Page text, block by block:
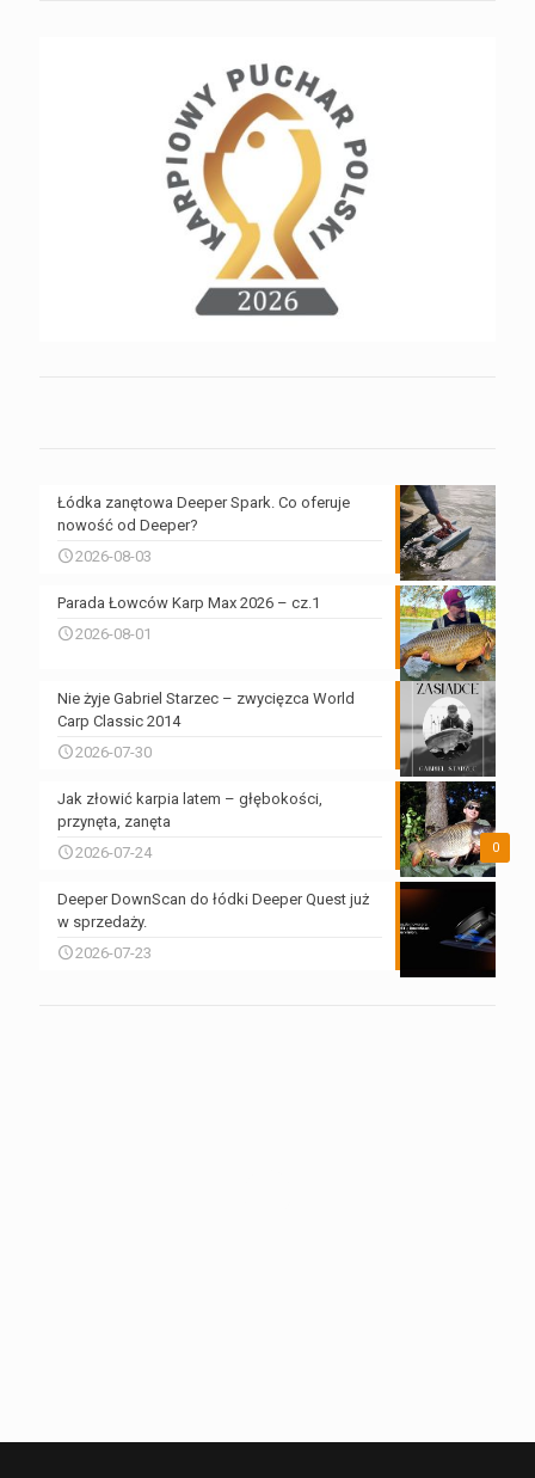
Łódka zanętowa Deeper Spark. Co oferuje
nowość od Deeper?
2026-08-03
Parada Łowców Karp Max 2026 – cz.1
2026-08-01
Nie żyje Gabriel Starzec – zwycięzca World
Carp Classic 2014
2026-07-30
0
Jak złowić karpia latem – głębokości,
przynęta, zanęta
2026-07-24
Deeper DownScan do łódki Deeper Quest już
w sprzedaży.
2026-07-23